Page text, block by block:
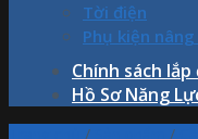
Tời điện
Phụ kiện nâng
Chính sách
Hồ Sơ Năng
/ /